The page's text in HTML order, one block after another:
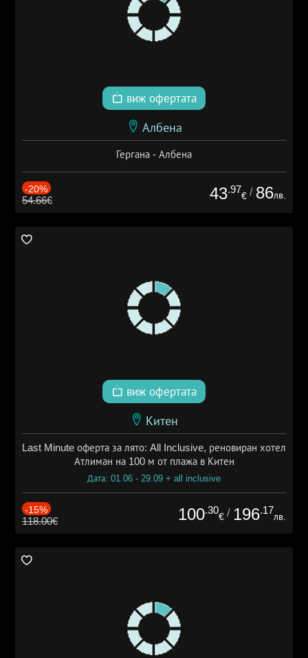
виж офертата
Албена
Гергана - Албена
-20%
54.66€ 43.97
€ / 86лв.
виж офертата
Китен
Last Minute оферта за лято: All Inclusive, реновиран хотел
Атлиман на 100 м от плажа в Китен
Дата: 01.06 - 29.09 + all inclusive
-15%
118.00€ 100.30
€ / 196.17
лв.